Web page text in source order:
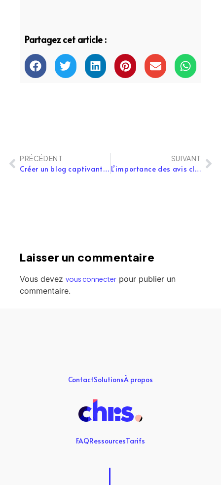
Partagez cet article :
PRÉCÉDENT
Créer un blog captivant sur WordPress pour gagner en visibilité
SUIVANT
L’importance des avis clients pour votre site web et comment les afficher efficacement
Laisser un commentaire
Vous devez vous connecter pour publier un
commentaire.
ContactSolutionsÀ propos
FAQRessourcesTarifs